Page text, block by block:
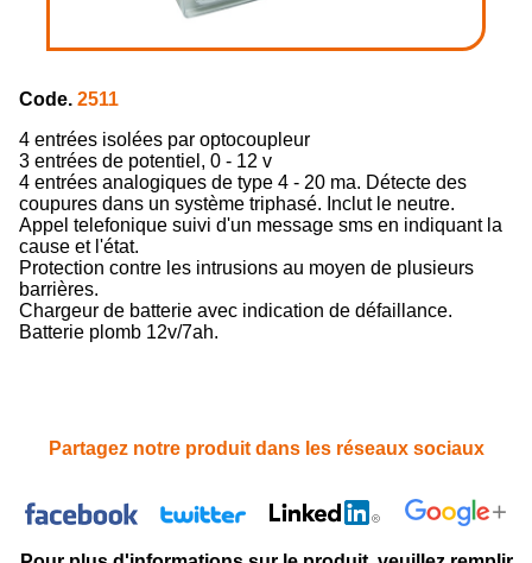
Code. 2511
4 entrées isolées par optocoupleur
3 entrées de potentiel, 0 - 12 v
4 entrées analogiques de type 4 - 20 ma. Détecte des
coupures dans un système triphasé. Inclut le neutre.
Appel telefonique suivi d'un message sms en indiquant la
cause et l'état.
Protection contre les intrusions au moyen de plusieurs
barrières.
Chargeur de batterie avec indication de défaillance.
Batterie plomb 12v/7ah.
Partagez notre produit dans les réseaux sociaux